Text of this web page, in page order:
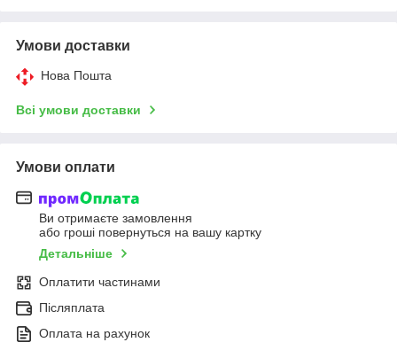
Умови доставки
Нова Пошта
Всі умови доставки
Умови оплати
Ви отримаєте замовлення
або гроші повернуться на вашу картку
Детальніше
Оплатити частинами
Післяплата
Оплата на рахунок